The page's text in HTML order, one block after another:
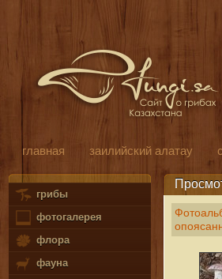
главная заилийский алатау
грибы
фотогалерея
флора
фауна